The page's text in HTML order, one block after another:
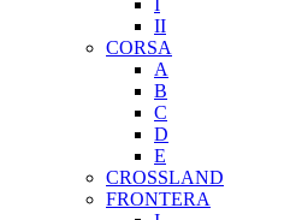
I
II
CORSA
A
B
C
D
E
CROSSLAND
FRONTERA